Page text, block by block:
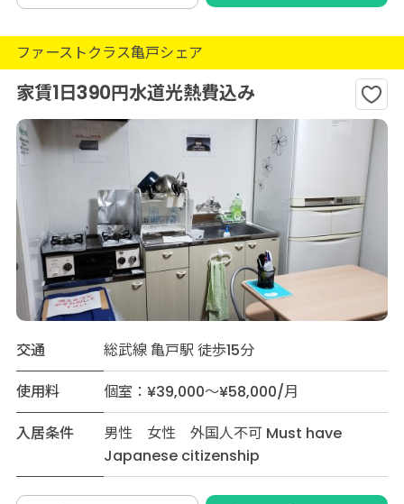
ファーストクラス亀戸シェア
家賃1日390円水道光熱費込み
交通
総武線 亀戸駅 徒歩15分
使用料
個室：¥39,000～¥58,000/月
入居条件
男性 女性 外国人不可 Must have
Japanese citizenship